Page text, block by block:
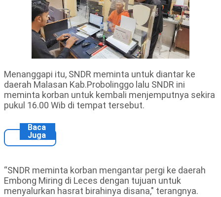
Menanggapi itu, SNDR meminta untuk diantar ke
daerah Malasan Kab.Probolinggo lalu SNDR ini
meminta korban untuk kembali menjemputnya sekira
pukul 16.00 Wib di tempat tersebut.
Baca
Juga
“SNDR meminta korban mengantar pergi ke daerah
Embong Miring di Leces dengan tujuan untuk
menyalurkan hasrat birahinya disana," terangnya.